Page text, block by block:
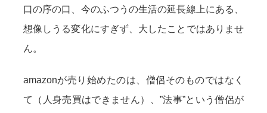
口の序の口、今のふつうの生活の延長線上にある、
想像しうる変化にすぎず、大したことではありませ
ん。
amazonが売り始めたのは、僧侶そのものではなく
て（人身売買はできません）、”法事”という僧侶が